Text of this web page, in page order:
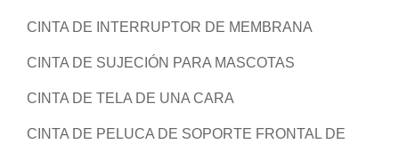
CINTA DE INTERRUPTOR DE MEMBRANA
CINTA DE SUJECIÓN PARA MASCOTAS
CINTA DE TELA DE UNA CARA
CINTA DE PELUCA DE SOPORTE FRONTAL DE